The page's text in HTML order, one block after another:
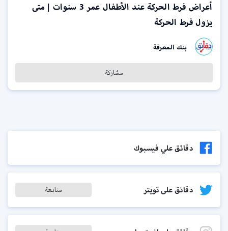
أعراض فرط الحركة عند الأطفال عمر 3 سنوات | متى
يزول فرط الحركة
بنك المعرفة
مشاركة
دقائق علي فيسبوك
دقائق على تويتر متابعة